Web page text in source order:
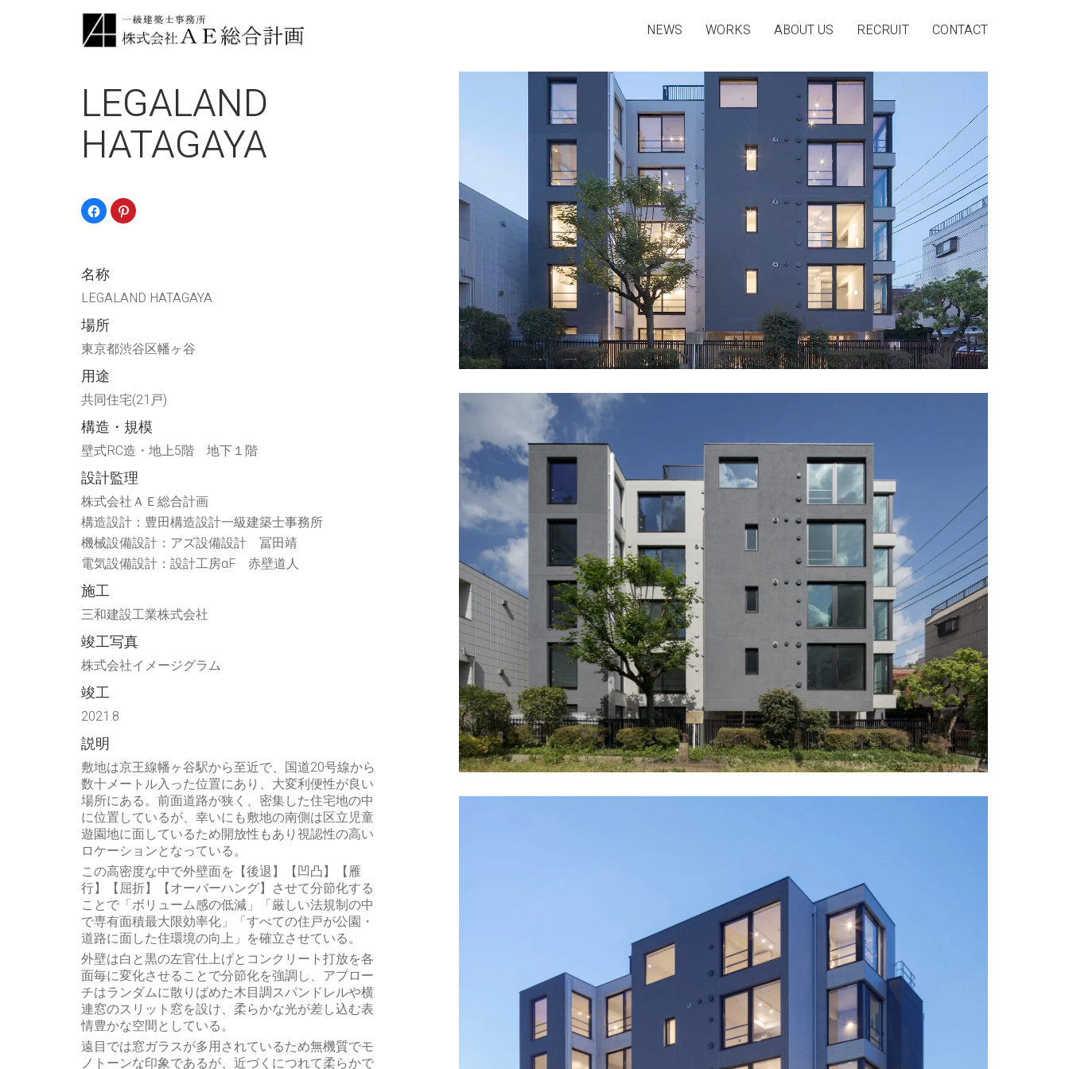
NEWS WORKS ABOUT US RECRUIT CONTACT
LEGALAND
HATAGAYA
Facebook
で
に
は
ク
リ
ッ
し
て
く
だ
い
(新
い
ウ
ィ
ン
ド
ウ
で
き
ま
す)
ク
リ
有
(新
ィ
ン
き
ま
す)
名称
LEGALAND HATAGAYA
場所
東京都渋谷区幡ヶ谷
用途
共同住宅(21戸)
構造・規模
壁式RC造・地上5階 地下１階
設計監理
株式会社ＡＥ総合計画
構造設計：豊田構造設計一級建築士事務所
機械設備設計：アズ設備設計 冨田靖
電気設備設計：設計工房αF 赤壁道人
施工
三和建設工業株式会社
竣工写真
株式会社イメージグラム
竣工
2021.8
説明
敷地は京王線幡ヶ谷駅から至近で、国道20号線から
数十メートル入った位置にあり、大変利便性が良い
場所にある。前面道路が狭く、密集した住宅地の中
に位置しているが、幸いにも敷地の南側は区立児童
遊園地に面しているため開放性もあり視認性の高い
ロケーションとなっている。
この高密度な中で外壁面を【後退】【凹凸】【雁
行】【屈折】【オーバーハング】させて分節化する
ことで「ボリューム感の低減」「厳しい法規制の中
で専有面積最大限効率化」「すべての住戸が公園・
道路に面した住環境の向上」を確立させている。
外壁は白と黒の左官仕上げとコンクリート打放を各
面毎に変化させることで分節化を強調し、アプロー
チはランダムに散りばめた木目調スパンドレルや横
連窓のスリット窓を設け、柔らかな光が差し込む表
情豊かな空間としている。
遠目では窓ガラスが多用されているため無機質でモ
ノトーンな印象であるが、近づくにつれて柔らかで
Unmute Loaded:
39.47%